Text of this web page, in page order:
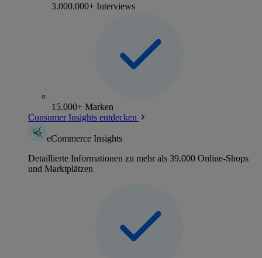
3.000.000+ Interviews
15.000+ Marken
Consumer Insights entdecken
eCommerce Insights
Detaillierte Informationen zu mehr als 39.000 Online-Shops
und Marktplätzen